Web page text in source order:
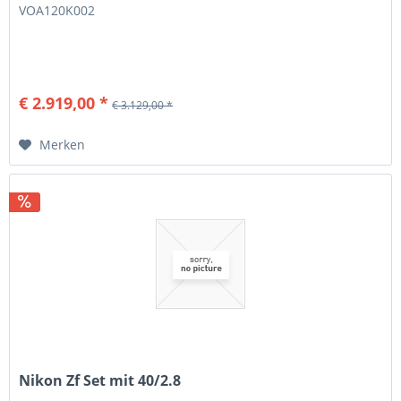
VOA120K002
€ 2.919,00 * € 3.129,00 *
Merken
Nikon Zf Set mit 40/2.8